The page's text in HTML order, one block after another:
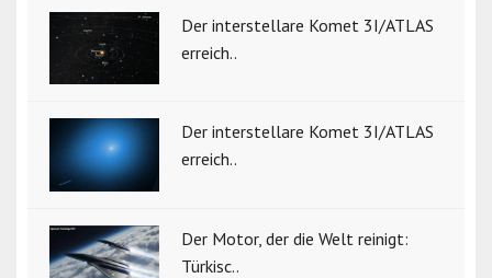
Der interstellare Komet 3I/ATLAS
erreich..
Der interstellare Komet 3I/ATLAS
erreich..
Der Motor, der die Welt reinigt:
Türkisc..